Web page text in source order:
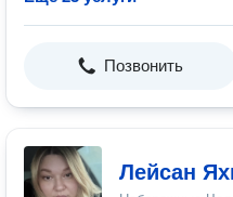
Позвонить
Лейсан